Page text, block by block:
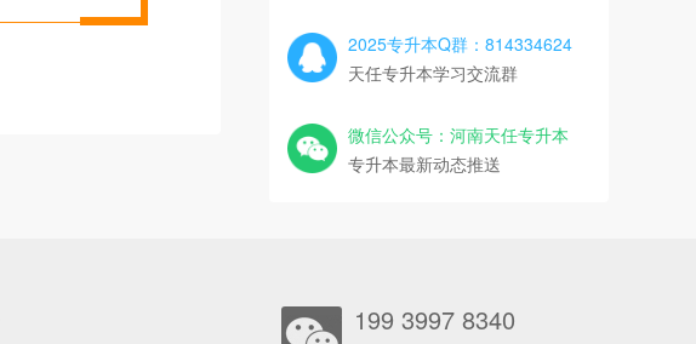
2025专升本Q群：814334624
天任专升本学习交流群
微信公众号：河南天任专升本
专升本最新动态推送
199 3997 8340